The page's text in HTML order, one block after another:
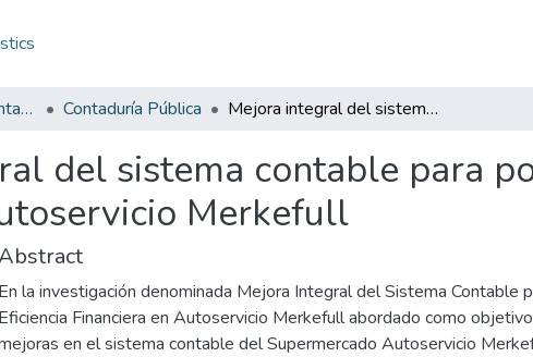
Facultad de Ciencias Contables Contaduría Pública Mejora integral del sistema contable para potenciar la eficiencia financiera en Autoservicio Merkefull
del sistema contable para
Merkefull
En la investigación denominada Mejora Integral del Sistema Contable
Eficiencia Financiera en Autoservicio Merkefull abordado como
en el sistema contable del Supermercado Autoservicio